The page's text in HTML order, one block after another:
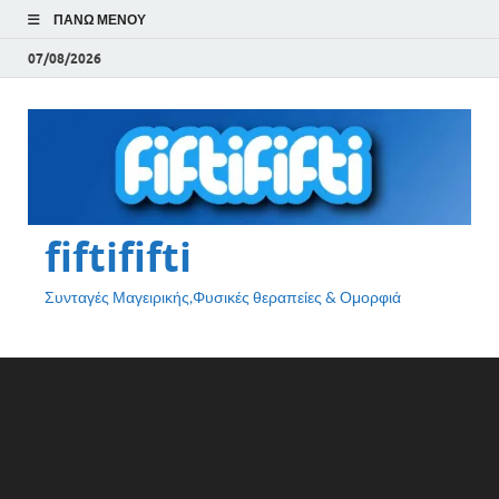
ΠΆΝΩ ΜΕΝΟΎ
07/08/2026
fiftififti
Συνταγές Μαγειρικής,Φυσικές θεραπείες & Ομορφιά